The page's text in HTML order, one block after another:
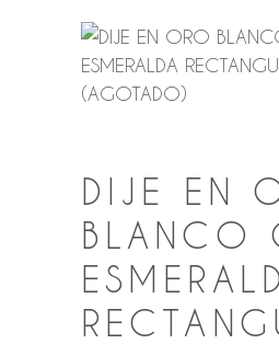
DIJE EN
BLANCO